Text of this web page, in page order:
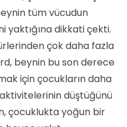
tüm vücudun
yaktığına dikkati çekti.
çok daha fazla
beynin bu son derece
için çocukların daha
düştüğünü
çocuklukta yoğun bir